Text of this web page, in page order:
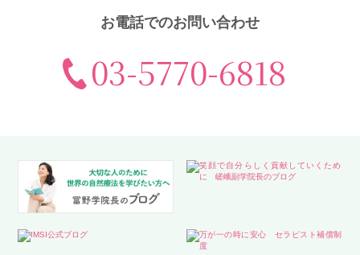
お電話でのお問い合わせ
03-5770-6818